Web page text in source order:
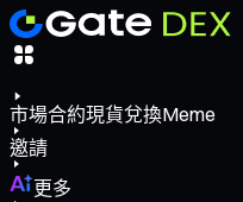
市場合約現貨兌換Meme
邀請
更多